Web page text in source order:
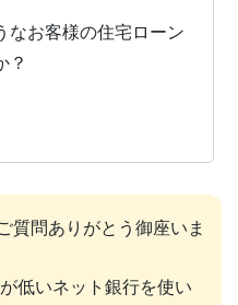
なお客様の住宅ローン
？
質問ありがとう御座いま
低いネット銀行を使い